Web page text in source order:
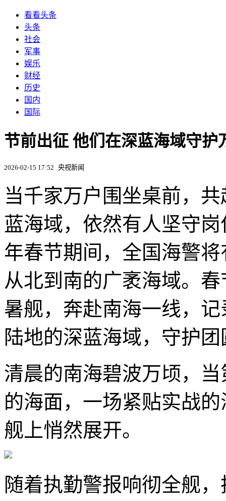
看看头条
头条
社会
军事
娱乐
财经
历史
国内
国际
节前出征 他们在深蓝海域守护
2026-02-15 17:52 央视新闻
当千家万户围坐桌前，
蓝海域，依然有人坚守
年春节期间，全国海警
从北到南的广袤海域。
暑舰，奔赴南海一线，
陆地的深蓝海域，守护
清晨的南海碧波万顷，
的海面，一场紧贴实战
舰上悄然展开。
随着执勤警报响彻全舰